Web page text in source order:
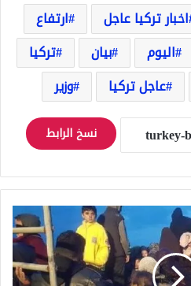
اخبار تركيا عاجل
ارتفاع
اليوم بيان
تركيا
عاجل تركيا وزير
نسخ الرابط